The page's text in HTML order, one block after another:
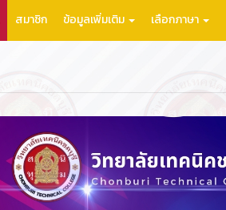
สมาชิก ข้อมูลเพิ่มเติม เลือกภาษา